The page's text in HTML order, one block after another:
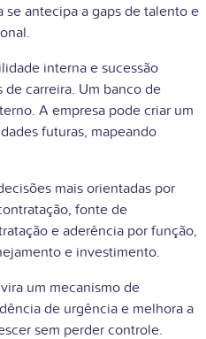
antecipa a gaps de talento e
interna e sucessão
carreira. Um banco de
A empresa pode criar um
futuras, mapeando
mais orientadas por
fonte de
e aderência por função,
e investimento.
um mecanismo de
de urgência e melhora a
sem perder controle.